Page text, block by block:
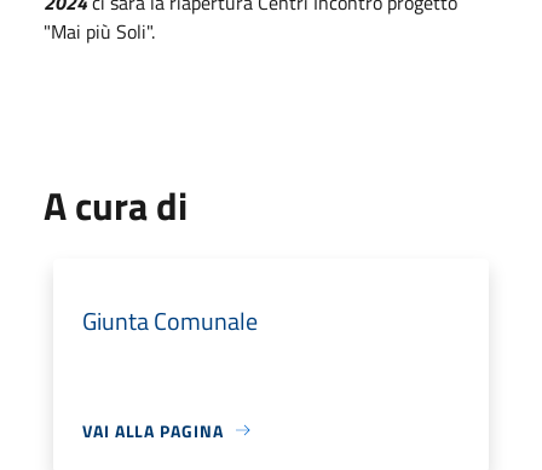
"Mai più Soli".
A cura di
Giunta Comunale
VAI ALLA PAGINA